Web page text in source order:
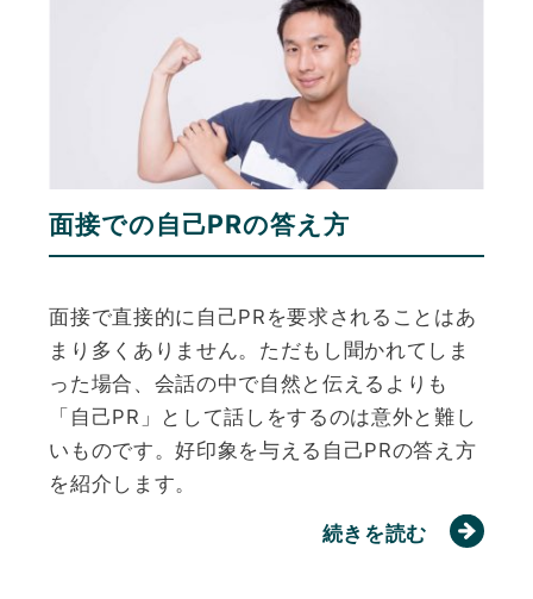
面接での自己PRの答え方
面接で直接的に自己PRを要求されることはあ
まり多くありません。ただもし聞かれてしま
った場合、会話の中で自然と伝えるよりも
「自己PR」として話しをするのは意外と難し
いものです。好印象を与える自己PRの答え方
を紹介します。
続きを読む